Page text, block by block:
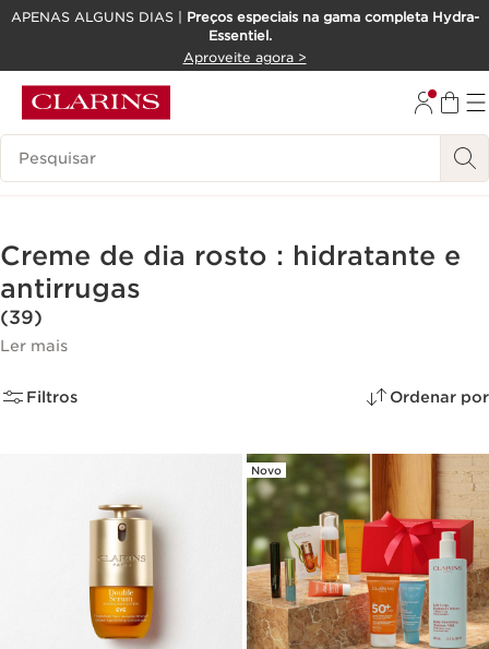
SALTAR PARA O CONTEÚDO
APENAS ALGUNS DIAS | Preços especiais na gama completa Hydra-
Essentiel.
Aproveite agora >
Pesquisar Legenda
Creme de dia rosto : hidratante e
antirrugas
(39)
Ler mais
Filtros Ordenar por
Novo